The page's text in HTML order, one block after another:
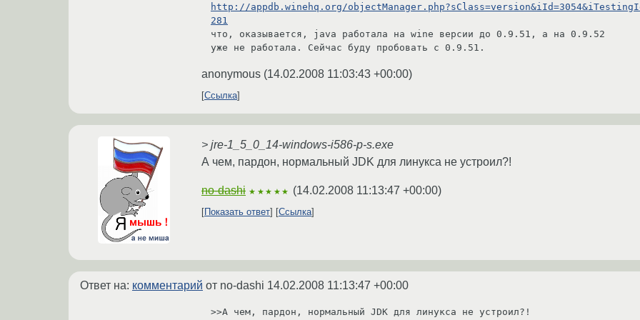
http://appdb.winehq.org/
281
что, оказывается, java работала на wine версии до 0.9.51, а на 0.9.52
anonymous (14.02.2008 11:03:43 +00:00)
Ссылка
> jre-1_5_0_14-windows-i586-p-s.exe
А чем, пардон, нормальный JDK для линукса не устроил?!
no-dashi ★★★★★ (14.02.2008 11:13:47 +00:00)
Показать ответ Ссылка
Ответ на: комментарий от no-dashi 14.02.2008 11:13:47 +00:00
>>А чем, пардон, нормальный JDK для линукса не устроил?!